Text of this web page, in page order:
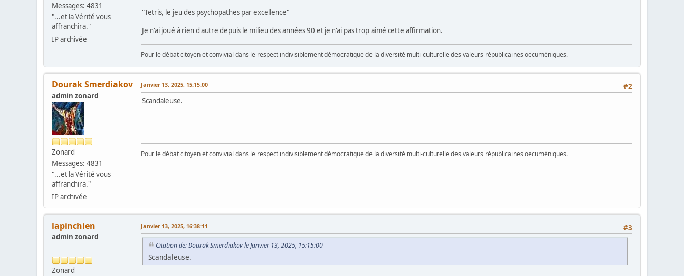
Messages: 4831
"...et la Vérité vous
affranchira."
IP archivée
"Tetris, le jeu des psychopathes par excellence"
Je n'ai joué à rien d'autre depuis le milieu des années 90 et je n'ai pas trop aimé cette affirmation.
Pour le débat citoyen et convivial dans le respect indivisiblement démocratique de la diversité multi-culturelle des valeurs républicaines oecuméniques.
Dourak Smerdiakov
admin zonard
Zonard
Messages: 4831
"...et la Vérité vous
affranchira."
IP archivée
#2
Janvier 13, 2025, 15:15:00
Scandaleuse.
Pour le débat citoyen et convivial dans le respect indivisiblement démocratique de la diversité multi-culturelle des valeurs républicaines oecuméniques.
lapinchien
admin zonard
Zonard
#3
Janvier 13, 2025, 16:38:11
Citation de: Dourak Smerdiakov le Janvier 13, 2025, 15:15:00
Scandaleuse.